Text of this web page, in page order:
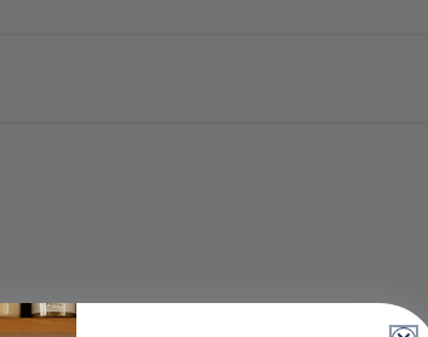
collection « Pour les Nuls ». Aujourd’hui leaders du
touche de bonne humeur.